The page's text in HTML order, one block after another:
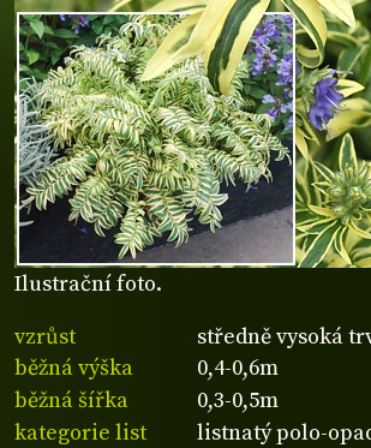
Ilustrační foto.
vzrůst
středně vysoká
běžná výška
0,4-0,6m
běžná šířka
0,3-0,5m
kategorie list
listnatý polo-